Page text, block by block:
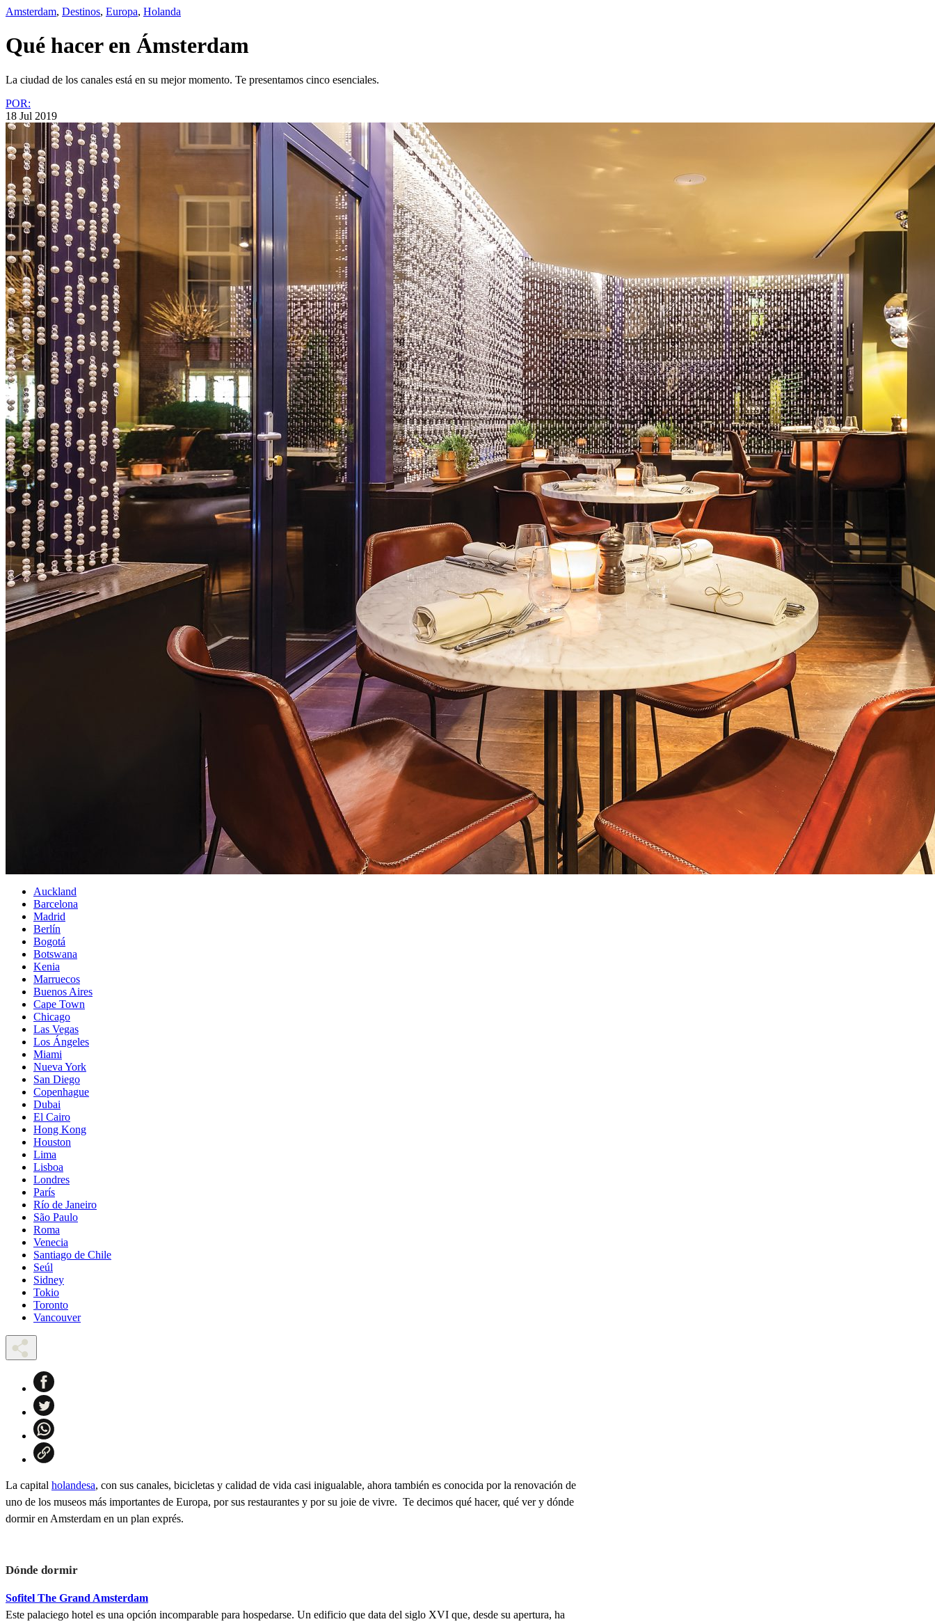
Amsterdam, Destinos, Europa, Holanda
Qué hacer en Ámsterdam
La ciudad de los canales está en su mejor momento. Te presentamos cinco esenciales.
POR:
18 Jul 2019
Auckland
Barcelona
Madrid
Berlín
Bogotá
Botswana
Kenia
Marruecos
Buenos Aires
Cape Town
Chicago
Las Vegas
Los Ángeles
Miami
Nueva York
San Diego
Copenhague
Dubai
El Cairo
Hong Kong
Houston
Lima
Lisboa
Londres
París
Río de Janeiro
São Paulo
Roma
Venecia
Santiago de Chile
Seúl
Sidney
Tokio
Toronto
Vancouver
La capital holandesa, con sus canales, bicicletas y calidad de vida casi inigualable, ahora también es conocida por la renovación de
uno de los museos más importantes de Europa, por sus restaurantes y por su joie de vivre. Te decimos qué hacer, qué ver y dónde
dormir en Amsterdam en un plan exprés.
Dónde dormir
Sofitel The Grand Amsterdam
Este palaciego hotel es una opción incomparable para hospedarse. Un edificio que data del siglo XVI que, desde su apertura, ha